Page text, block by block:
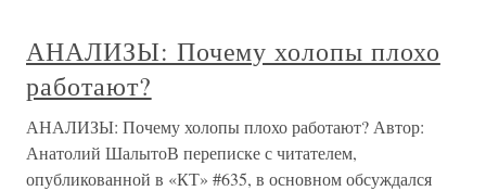
АНАЛИЗЫ: Почему холопы плохо
работают?
АНАЛИЗЫ: Почему холопы плохо работают? Автор:
Анатолий ШалытоВ переписке с читателем,
опубликованной в «КТ» #635, в основном обсуждался